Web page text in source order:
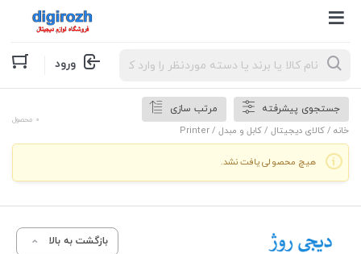
Products
search ورود
جستجوی پیشرفته
مرتب سازی
خانه /کالای دیجیتال /کابل و مبدل / Printer
0 محصول
هیچ محصولی یافت نشد.
بازگشت به بالا